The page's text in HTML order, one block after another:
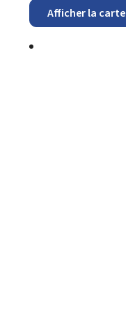
Afficher la carte